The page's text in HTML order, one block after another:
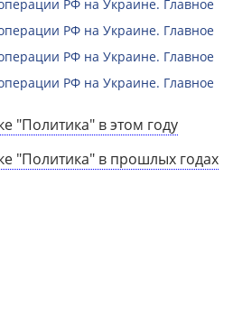
РФ на Украине. Главное
РФ на Украине. Главное
РФ на Украине. Главное
РФ на Украине. Главное
"Политика" в этом году
"Политика" в прошлых годах